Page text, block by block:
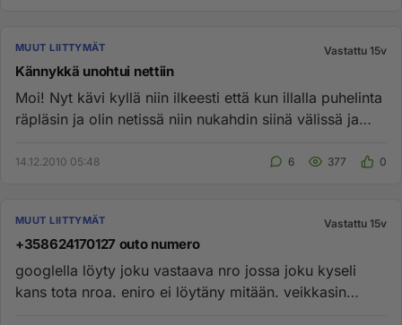
MUUT LIITTYMÄT Vastattu 15v
Kännykkä unohtui nettiin
Moi! Nyt kävi kyllä niin ilkeesti että kun illalla puhelinta
räpläsin ja olin netissä niin nukahdin siinä välissä ja
14.12.2010 05:48 6 377 0
MUUT LIITTYMÄT Vastattu 15v
+358624170127 outo numero
googlella löyty joku vastaava nro jossa joku kyseli
kans tota nroa. eniro ei löytäny mitään. veikkasin